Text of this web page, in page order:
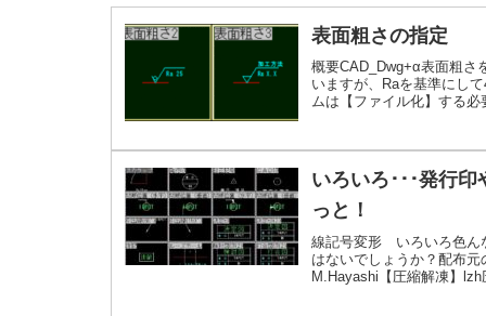
表面粗さの指定
概要CAD_Dwg+α表面粗さ
いますが、Raを基準にし
ムは【ファイル化】する
いろいろ･･･発行
っと！
線記号変形 いろいろ色ん
はないでしょうか？配布
M.Hayashi【圧縮解凍】